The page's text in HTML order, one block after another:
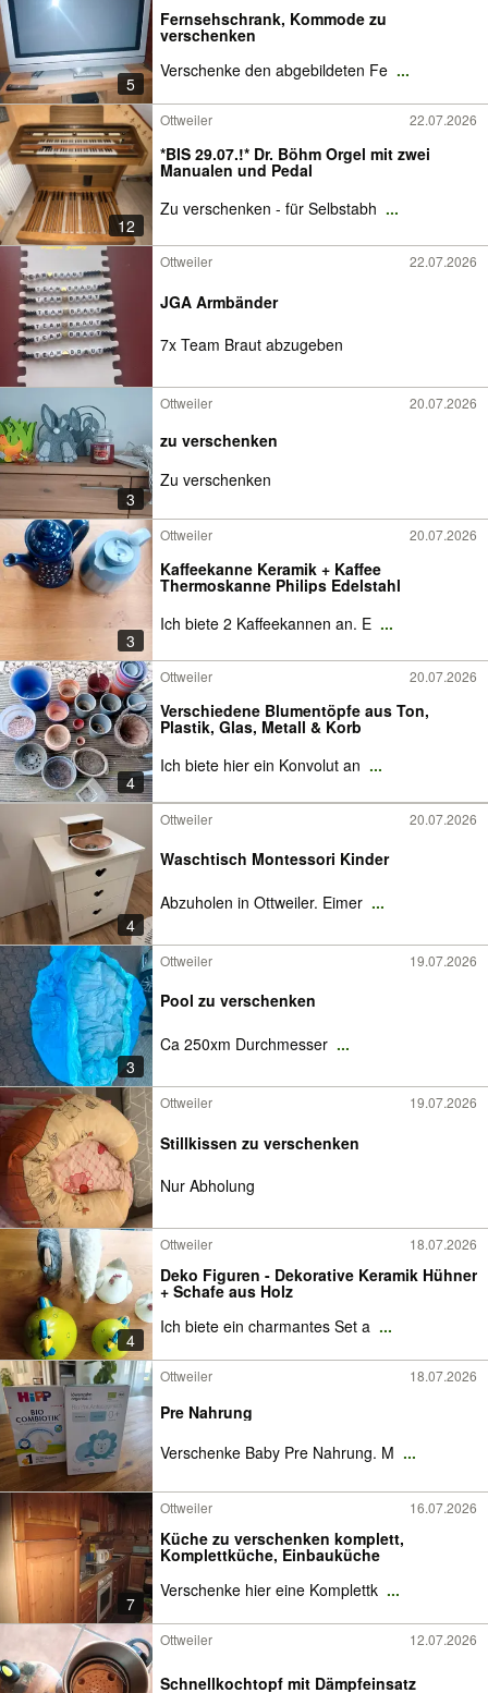
5
Fernsehschrank, Kommode zu
verschenken
Verschenke den abgebildeten Fe ...
12
Ottweiler 22.07.2026
*BIS 29.07.!* Dr. Böhm Orgel mit zwei
Manualen und Pedal
Zu verschenken - für Selbstabh ...
Ottweiler 22.07.2026
JGA Armbänder
7x Team Braut abzugeben
3
Ottweiler 20.07.2026
zu verschenken
Zu verschenken
3
Ottweiler 20.07.2026
Kaffeekanne Keramik + Kaffee
Thermoskanne Philips Edelstahl
Ich biete 2 Kaffeekannen an. E ...
4
Ottweiler 20.07.2026
Verschiedene Blumentöpfe aus Ton,
Plastik, Glas, Metall & Korb
Ich biete hier ein Konvolut an ...
4
Ottweiler 20.07.2026
Waschtisch Montessori Kinder
Abzuholen in Ottweiler. Eimer ...
3
Ottweiler 19.07.2026
Pool zu verschenken
Ca 250xm Durchmesser ...
Ottweiler 19.07.2026
Stillkissen zu verschenken
Nur Abholung
4
Ottweiler 18.07.2026
Deko Figuren - Dekorative Keramik Hühner
+ Schafe aus Holz
Ich biete ein charmantes Set a ...
Ottweiler 18.07.2026
Pre Nahrung
Verschenke Baby Pre Nahrung. M ...
7
Ottweiler 16.07.2026
Küche zu verschenken komplett,
Komplettküche, Einbauküche
Verschenke hier eine Komplettk ...
Ottweiler 12.07.2026
Schnellkochtopf mit Dämpfeinsatz